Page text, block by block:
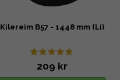
Kilereim B57 - 1448 mm (Li)
209 kr